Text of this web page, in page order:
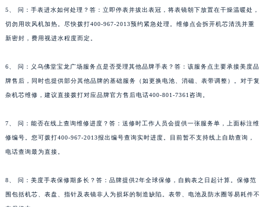
5、 问：手表进水如何处理？答：立即停表并拔出表冠，将表镜朝下放置在干燥温暖处，
切勿用吹风机加热。尽快拨打400-967-2013预约紧急处理。维修点会拆开机芯清洗并重
新密封，费用视进水程度而定。
6、 问：义乌佛堂宝龙广场服务点是否受理其他品牌手表？答：该服务点主要承接美度品
牌售后，同时也提供部分其他品牌的基础服务（如更换电池、消磁、表带调整）。对于复
杂机芯维修，建议直接拨打对应品牌官方售后电话400-801-7361咨询。
7、 问：能否在线上查询维修进度？答：送修时工作人员会提供一张服务单，上面标注维
修编号。您可拨打400-967-2013报出编号查询实时进度。目前暂不支持线上自助查询，
电话查询最为直接。
8、 问：美度手表保修期多长？答：品牌提供2年全球保修，自购表之日起计算。保修范
围包括机芯、表盘、指针及表镜非人为损坏的制造缺陷。表带、电池及防水圈等易耗件不